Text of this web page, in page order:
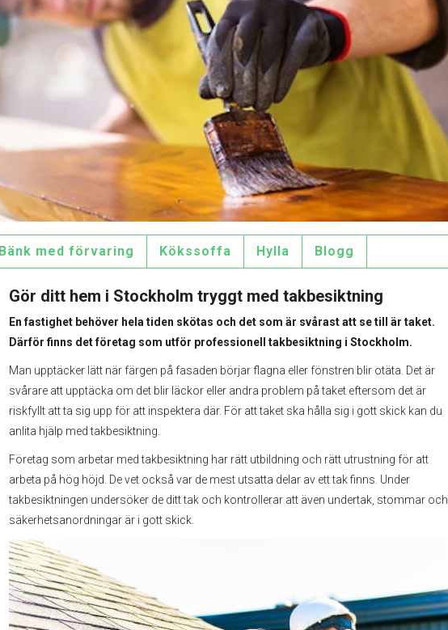
Bänk med förvaring Kökssoffa Hylla Blogg
Gör ditt hem i Stockholm tryggt med takbesiktning
En fastighet behöver hela tiden skötas och det som är svårast att se till är taket.
Därför finns det företag som utför professionell takbesiktning i Stockholm.
Man upptäcker lätt när färgen på fasaden börjar flagna eller fönstren blir otäta. Det är
svårare att upptäcka om det blir läckor eller andra problem på taket eftersom det är
riskfyllt att ta sig upp för att inspektera där. För att taket ska hålla sig i gott skick kan du
anlita hjälp med takbesiktning.
Företag som arbetar med takbesiktning har rätt utbildning och rätt utrustning för att
arbeta på hög höjd. De vet också var de mest utsatta delar av ett tak finns. Under
takbesiktningen undersöker de ditt tak och kontrollerar att även undertak, stommar och
säkerhetsanordningar är i gott skick.